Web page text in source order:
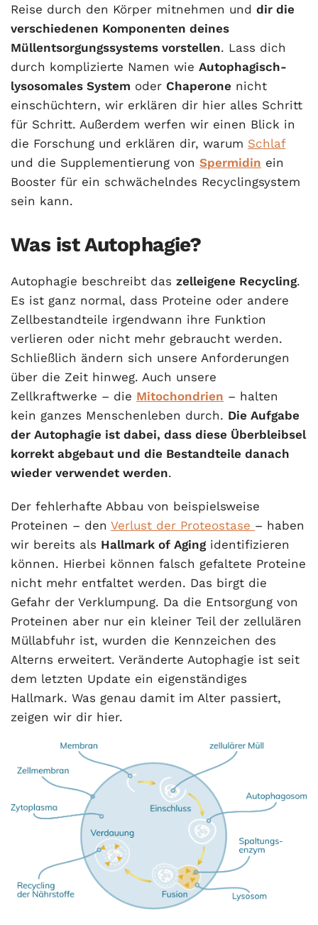
Reise durch den Körper mitnehmen unddir die
verschiedenen Komponenten deines
Müllentsorgungssystems vorstellen. Lass dich
durch komplizierte Namen wieAutophagisch-
lysosomales System oder Chaperone nicht
einschüchtern, wir erklären dir hier alles Schritt
für Schritt. Außerdem werfen wir einen Blick in
die Forschung und erklären dir, warum Schlaf
und die Supplementierung vonSpermidin ein
Booster für ein schwächelndes Recyclingsystem
sein kann.
Was ist Autophagie?
Autophagie beschreibt daszelleigene Recycling.
Es ist ganz normal, dass Proteine oder andere
Zellbestandteile irgendwann ihre Funktion
verlieren oder nicht mehr gebraucht werden.
Schließlich ändern sich unsere Anforderungen
über die Zeit hinweg. Auch unsere
Zellkraftwerke – die Mitochondrien – halten
kein ganzes Menschenleben durch. Die Aufgabe
der Autophagie ist dabei, dass diese Überbleibsel
korrekt abgebaut und die Bestandteile danach
wieder verwendet werden.
Der fehlerhafte Abbau von beispielsweise
Proteinen – denVerlust der Proteostase – haben
wir bereits als Hallmark of Agingidentifizieren
können. Hierbei können falsch gefaltete Proteine
nicht mehr entfaltet werden. Das birgt die
Gefahr der Verklumpung. Da die Entsorgung von
Proteinen aber nur ein kleiner Teil der zellulären
Müllabfuhr ist, wurden die Kennzeichen des
Alterns erweitert. Veränderte Autophagie ist seit
dem letzten Update ein eigenständiges
Hallmark. Was genau damit im Alter passiert,
zeigen wir dir hier.